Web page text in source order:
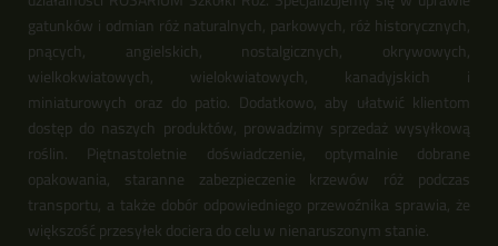
gatunków i odmian róż naturalnych, parkowych, róż historycznych,
pnących, angielskich, nostalgicznych, okrywowych,
wielkokwiatowych, wielokwiatowych, kanadyjskich i
miniaturowych oraz do patio. Dodatkowo, aby ułatwić klientom
dostęp do naszych produktów, prowadzimy sprzedaż wysyłkową
roślin. Piętnastoletnie doświadczenie, optymalnie dobrane
opakowania, staranne zabezpieczenie krzewów róż podczas
transportu, a także dobór odpowiedniego przewoźnika sprawia, że
większość przesyłek dociera do celu w nienaruszonym stanie.